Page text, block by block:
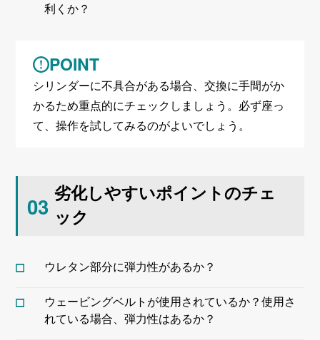
利くか？
POINT
シリンダーに不具合がある場合、交換に手間がか
かるため重点的にチェックしましょう。必ず座っ
て、操作を試してみるのがよいでしょう。
03 劣化しやすいポイントのチェ
ック
ウレタン部分に弾力性があるか？
ウェービングベルトが使用されているか？使用さ
れている場合、弾力性はあるか？